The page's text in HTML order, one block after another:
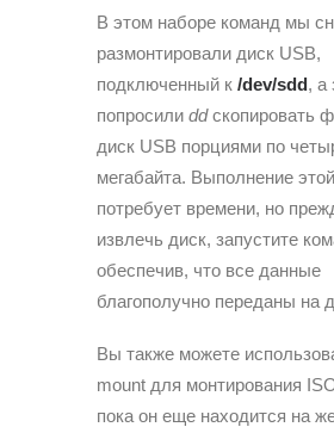
В этом наборе команд мы
размонтировали диск USB,
подключенный к /dev/sdd, а
попросили ddскопировать
диск USB порциями по
мегабайта. Выполнение
потребует времени, но
извлечь диск, запустите
обеспечив, что все данные
благополучно переданы на
Вы также можете
mount для монтирования
пока он еще находится на